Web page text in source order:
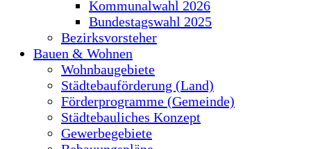
Kommunalwahl 2026
Bundestagswahl 2025
Bezirksvorsteher
Bauen & Wohnen
Wohnbaugebiete
Städtebauförderung (Land)
Förderprogramme (Gemeinde)
Städtebauliches Konzept
Gewerbegebiete